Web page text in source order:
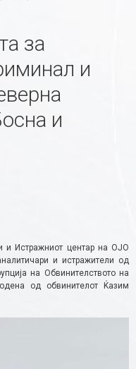
за
и
и
и Истражниот центар на ОЈО
и истражители од
на Обвинителството на
од обвинителот Ќазим